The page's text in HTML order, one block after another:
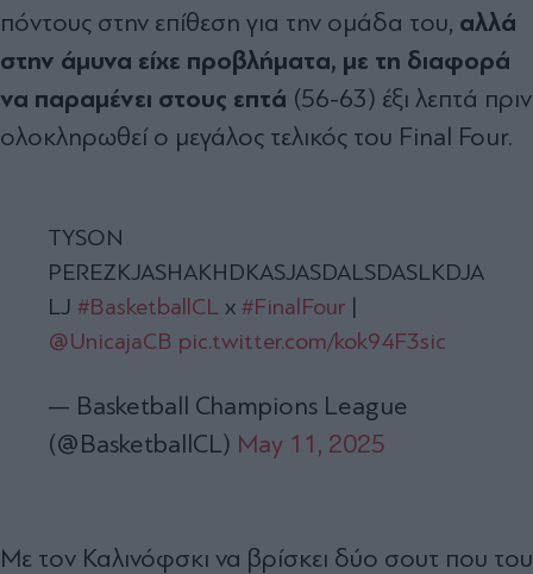
πόντους στην επίθεση για την ομάδα του, αλλά
στην άμυνα είχε προβλήματα, με τη διαφορά
να παραμένει στους επτά (56-63) έξι λεπτά πριν
ολοκληρωθεί ο μεγάλος τελικός του Final Four.
TYSON
PEREZKJASHAKHDKASJASDALSDASLKDJA
LJ #BasketballCL x #FinalFour |
@UnicajaCB pic.twitter.com/kok94F3sic
— Basketball Champions League
(@BasketballCL) May 11, 2025
Με τον Καλινόφσκι να βρίσκει δύο σουτ που του